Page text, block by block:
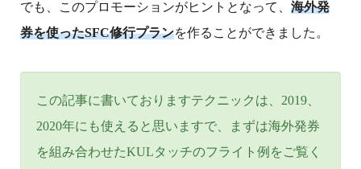
でも、このプロモーションがヒントとなって、 海外発
券を使ったSFC修行プランを作ることができました。
この記事に書いておりますテクニックは、2019、
2020年にも使えると思いますで、まずは海外発券
を組み合わせたKULタッチのフライト例をご覧く